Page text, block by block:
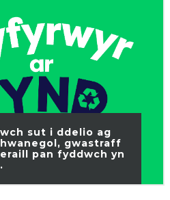
sut i ddelio ag
gwastraff
pan fyddwch yn